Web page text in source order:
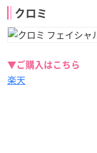
クロミ
▼ご購入はこちら
楽天